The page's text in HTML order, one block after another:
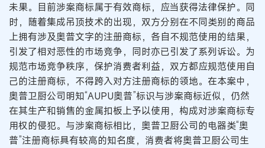
未果。目前涉案商标属于有效商标，应当获得法律保护。同
时，随着集成吊顶技术的出现，双方分别在不同类别的商品
上拥有涉及奥普文字的注册商标，各自不规范使用的结果，
引发了相对恶性的市场竞争，同时亦已引发了系列诉讼。为
规范市场竞争秩序，保护消费者利益，双方都应规范使用自
己的注册商标，不得跨入对方注册商标的领地。在本案中，
奥普卫厨公司明知“AUPU奥普”标识与涉案商标近似，仍然
在其生产和销售的金属扣板上予以使用，构成对涉案商标专
用权的侵犯。与涉案商标相比，奥普卫厨公司的电器类“奥
普”注册商标具有较高的知名度，消费者将奥普卫厨公司生